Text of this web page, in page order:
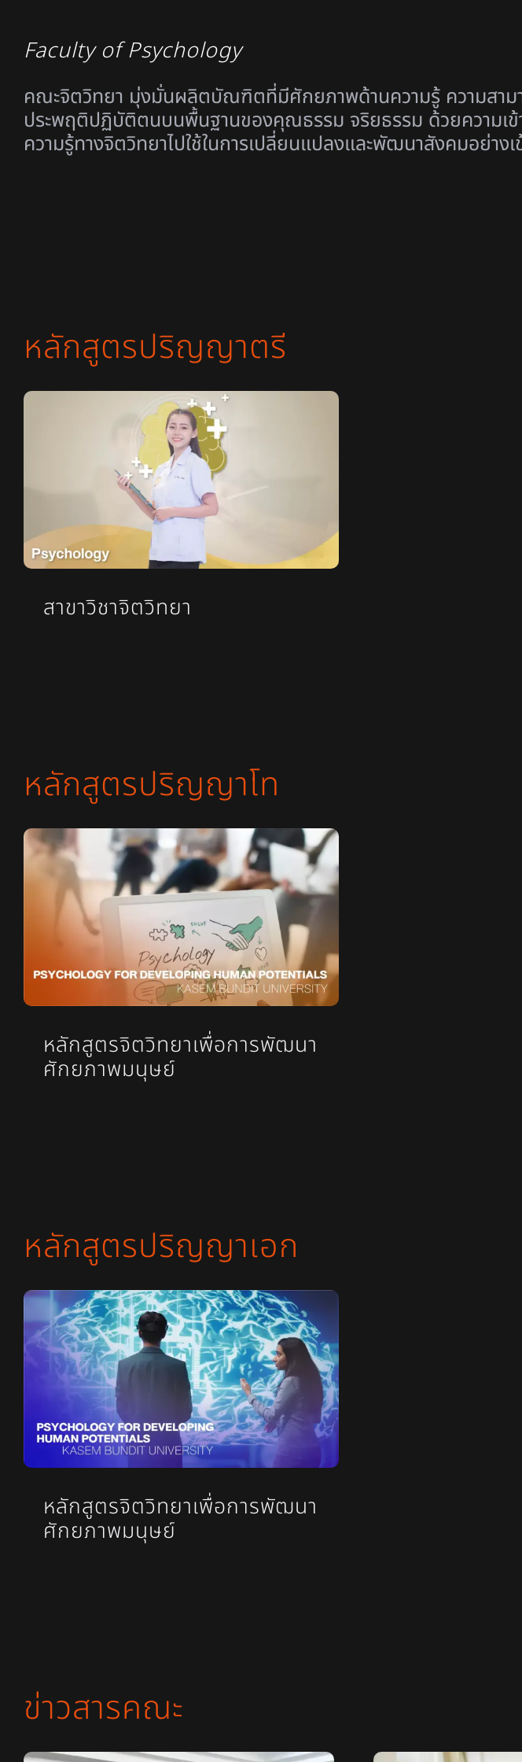
Faculty of Psychology
คณะจิตวิทยา มุ่งมั่นผลิตบัณฑิตที่มีศักยภาพด้านความรู้ ความสาม
ประพฤติปฏิบัติตนบนพื้นฐานของคุณธรรม จริยธรรม ด้วยความเ
ความรู้ทางจิตวิทยาไปใช้ในการเปลี่ยนแปลงและพัฒนาสังคมอย่าง
หลักสูตรปริญญาตรี
สาขาวิชาจิตวิทยา
หลักสูตรปริญญาโท
หลักสูตรจิตวิทยาเพื่อการพัฒนา
ศักยภาพมนุษย์
หลักสูตรปริญญาเอก
หลักสูตรจิตวิทยาเพื่อการพัฒนา
ศักยภาพมนุษย์
ข่าวสารคณะ